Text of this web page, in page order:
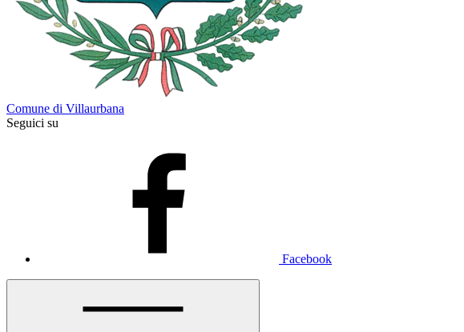
Comune di Villaurbana
Seguici su
Facebook